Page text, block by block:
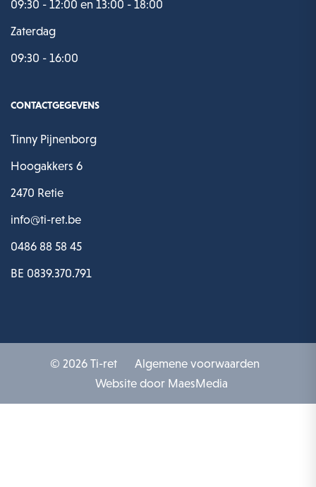
09:30 - 12:00 en 13:00 - 18:00
Zaterdag
09:30 - 16:00
CONTACTGEGEVENS
Tinny Pijnenborg
Hoogakkers 6
2470 Retie
info@ti-ret.be
0486 88 58 45
BE 0839.370.791
© 2026 Ti-ret
Algemene voorwaarden
Website door MaesMedia